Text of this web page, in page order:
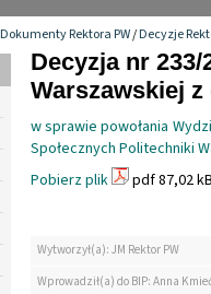
Dokumenty Rektora PW/Decyzje
Decyzja nr
Warszawskiej z
w sprawie powołania
Społecznych Politechniki
Pobierz plik
pdf 87,02 kB
Wytworzył(a): JM Rektor PW
Wprowadził(a) do BIP: Anna